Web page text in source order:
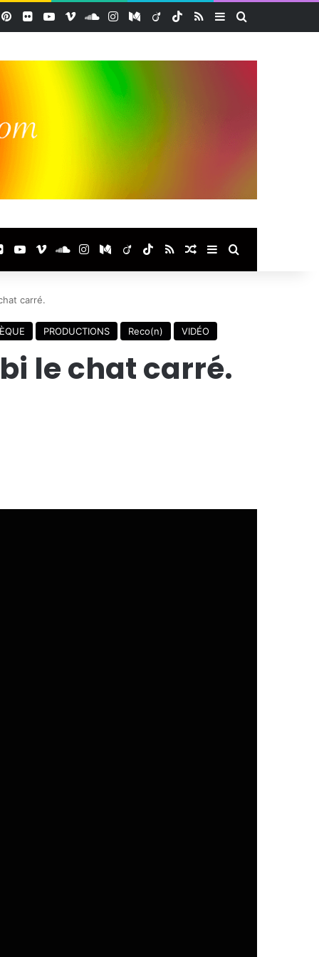
Pinterest
FlickrYouTube
VimeoSoundCloud
Instagram
Medium
ViadeoTikTok
RSSSidebar (barre
FlickrYouTube
VimeoSoundCloud
Instagram
Medium
ViadeoTikTok
RSSArticle Aléatoire
Sidebar (barre
carré.
PRODUCTIONS Reco(n) VIDÉO
le chat carré.